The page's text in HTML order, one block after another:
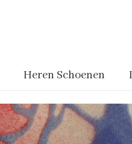
Heren Schoenen